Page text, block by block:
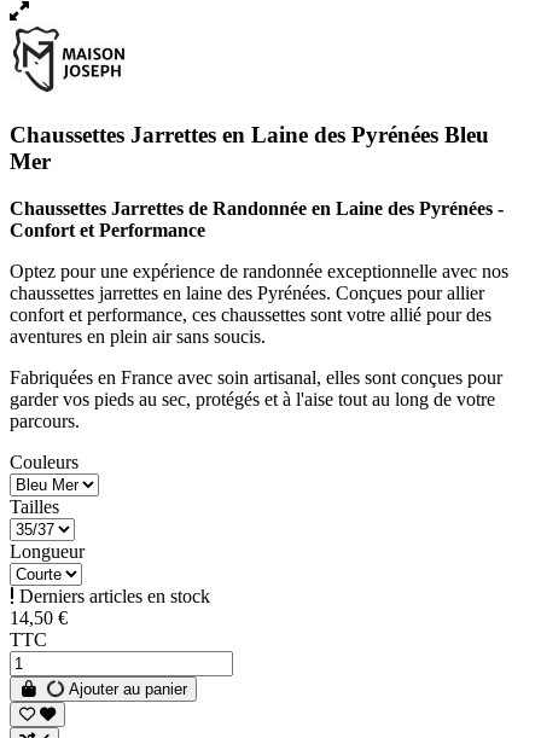
Chaussettes Jarrettes en Laine des Pyrénées Bleu
Mer
Chaussettes Jarrettes de Randonnée en Laine des Pyrénées -
Confort et Performance
Optez pour une expérience de randonnée exceptionnelle avec nos
chaussettes jarrettes en laine des Pyrénées. Conçues pour allier
confort et performance, ces chaussettes sont votre allié pour des
aventures en plein air sans soucis.
Fabriquées en France avec soin artisanal, elles sont conçues pour
garder vos pieds au sec, protégés et à l'aise tout au long de votre
parcours.
Couleurs
Tailles
Longueur
Derniers articles en stock
14,50 €
TTC
Ajouter au panier